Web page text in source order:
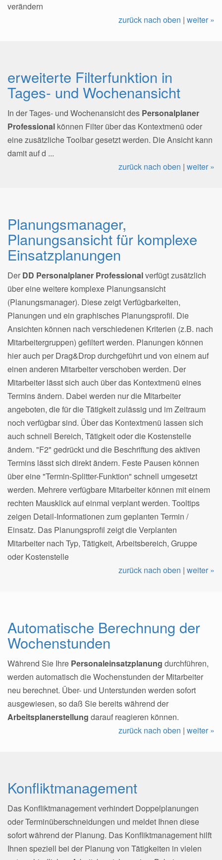
verändern
zurück nach oben | weiter »
erweiterte Filterfunktion in
Tages- und Wochenansicht
In der Tages- und Wochenansicht des Personalplaner
Professional können Filter über das Kontextmenü oder
eine zusätzliche Toolbar gesetzt werden. Die Ansicht kann
damit auf d ...
zurück nach oben | weiter »
Planungsmanager,
Planungsansicht für komplexe
Einsatzplanungen
Der DD Personalplaner Professionalverfügt zusätzlich
über eine weitere komplexe Planungsansicht
(Planungsmanager). Diese zeigt Verfügbarkeiten,
Planungen und ein graphisches Planungsprofil. Die
Ansichten können nach verschiedenen Kriterien (z.B. nach
Mitarbeitergruppen) gefiltert werden. Planungen können
hier auch per Drag&Drop durchgeführt und von einem auf
einen anderen Mitarbeiter verschoben werden. Der
Mitarbeiter lässt sich auch über das Kontextmenü eines
Termins ändern. Dabei werden nur die Mitarbeiter
angeboten, die für die Tätigkeit zulässig und im Zeitraum
noch verfügbar sind. Über das Kontextmenü lassen sich
auch schnell Bereich, Tätigkeit oder die Kostenstelle
ändern. "F2" gedrückt und die Beschriftung des aktiven
Termins lässt sich direkt ändern. Feste Pausen können
über eine "Termin-Splitter-Funktion" schnell umgesetzt
werden. Mehrere verfügbare Mitarbeiter können mit einem
rechten Mausklick auf einmal verplant werden. Tooltips
zeigen Detail-Informationen zum geplanten Termin /
Einsatz. Das Planungsprofil zeigt die Verplanten
Mitarbeiter nach Typ, Tätigkeit, Arbeitsbereich, Gruppe
oder Kostenstelle
zurück nach oben | weiter »
Automatische Berechnung der
Wochenstunden
Während Sie Ihre Personaleinsatzplanung durchführen,
werden automatisch die Wochenstunden der Mitarbeiter
neu berechnet. Über- und Unterstunden werden sofort
ausgewiesen, so daß Sie bereits während der
Arbeitsplanerstellung darauf reagieren können.
zurück nach oben | weiter »
Konfliktmanagement
Das Konfliktmanagement verhindert Doppelplanungen
oder Terminüberschneidungen und meldet Ihnen diese
sofort während der Planung. Das Konfliktmanagement hilft
Ihnen speziell bei der Planung von Tätigkeiten in vielen